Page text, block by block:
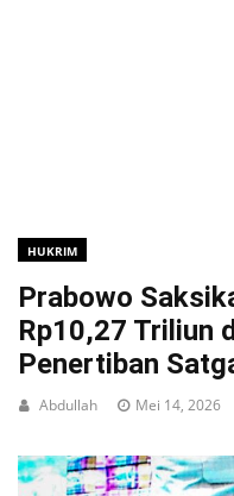
HUKRIM
Prabowo
Rp10,27 Triliun
Penertiban
Abdullah Mei 14, 2026